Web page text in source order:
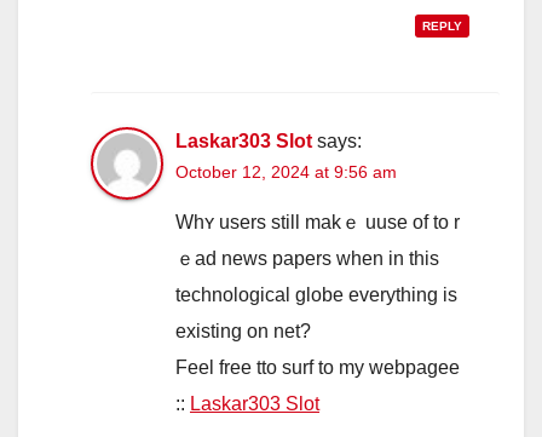
REPLY
Laskar303 Slot says:
October 12, 2024 at 9:56 am
Whʏ userѕ ѕtill makｅ uuse of to r
ｅad news papers when in this
technological globe evеrything is
existing on net?
Feel free tto surf tо my webpagee
:: Laskar303 Slot